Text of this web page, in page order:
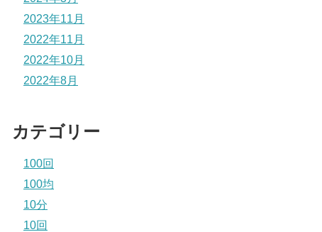
2023年11月
2022年11月
2022年10月
2022年8月
カテゴリー
100回
100均
10分
10回